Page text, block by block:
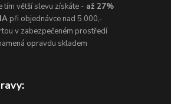
tím větší slevu získáte - až 27%
při objednávce nad 5.000,-
v zabezpečeném prostředí
opravdu skladem